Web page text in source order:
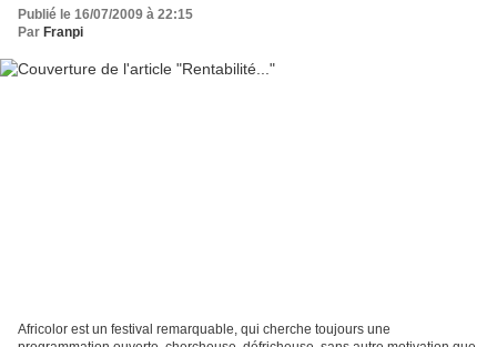
Publié le 16/07/2009 à 22:15
Par Franpi
Africolor est un festival remarquable, qui cherche toujours une